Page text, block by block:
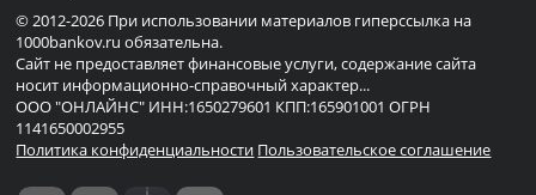
© 2012-2026 При использовании материалов гиперссылка на
1000bankov.ru обязательна.
Сайт не предоставляет финансовые услуги, содержание сайта
носит информационно-справочный характер...
ООО "ОНЛАЙНС" ИНН:1650279601 КПП:165901001 ОГРН
1141650002955
Политика конфиденциальности Пользовательское соглашение